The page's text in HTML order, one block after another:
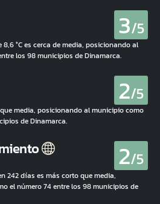
3/5
°C es cerca de media, posicionando al
los 98 municipios de Dinamarca.
2/5
media, posicionando al municipio como
de Dinamarca.
2/5
242 días es más corto que media,
el número 74 entre los 98 municipios de